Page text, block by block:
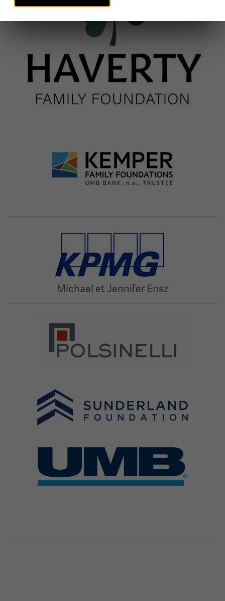
Michael et Jennifer Ensz